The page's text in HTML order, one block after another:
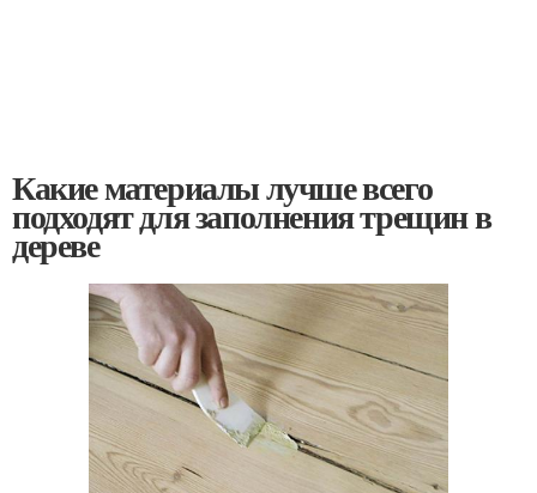
Какие материалы лучше всего
подходят для заполнения трещин в
дереве